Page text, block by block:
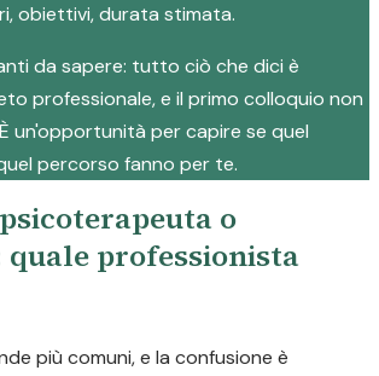
obiettivi, durata stimata.
da sapere: tutto ciò che dici è
professionale, e il primo colloquio non
un'opportunità per capire se quel
percorso fanno per te.
o
professionista
più comuni, e la confusione è